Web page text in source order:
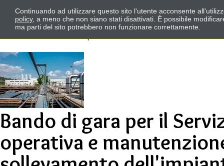
Bando di gara per il
operativa e
Continuando ad utilizzare questo sito l'utente acconsente
policy, a meno che non siano stati disattivati. È possibile
ma parti del sito potrebbero non funzionare correttamente.